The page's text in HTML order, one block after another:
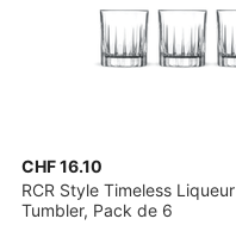
CHF 16.10
RCR Style Timeless Liqueur
Tumbler, Pack de 6